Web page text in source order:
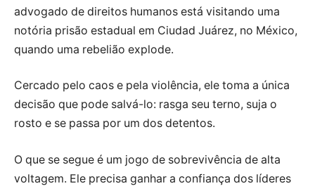
advogado de direitos humanos está visitando uma
notória prisão estadual em Ciudad Juárez, no México,
quando uma rebelião explode.
Cercado pelo caos e pela violência, ele toma a única
decisão que pode salvá-lo: rasga seu terno, suja o
rosto e se passa por um dos detentos.
O que se segue é um jogo de sobrevivência de alta
voltagem. Ele precisa ganhar a confiança dos líderes